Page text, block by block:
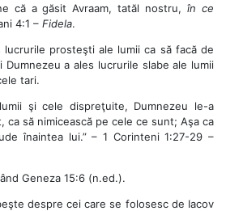
că a găsit Avraam, tatăl nostru,în ce
4:1 – Fidela.
lucrurile prosteşti ale lumii ca să facă de
a ales lucrurile slabe ale lumii
tari.
şi cele dispreţuite, Dumnezeu le-a
ca să nimicească pe cele ce sunt; Aşa ca
înaintea lui.” – 1 Corinteni 1:27-29 –
Geneza 15:6 (n.ed.).
despre cei care se folosesc de Iacov